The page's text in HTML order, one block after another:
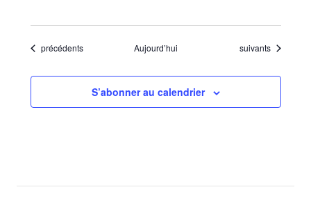
Évènements
précédents Aujourd’hui Évènements
suivants
S’abonner au calendrier